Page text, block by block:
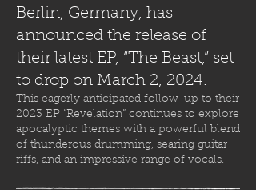
Berlin, Germany, has
announced the release of
their latest EP, “The Beast,” set
to drop on March 2, 2024.
This eagerly anticipated follow-up to their
2023 EP “Revelation” continues to explore
apocalyptic themes with a powerful blend
of thunderous drumming, searing guitar
riffs, and an impressive range of vocals.